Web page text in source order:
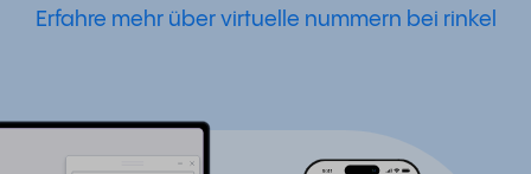
Erfahre mehr über virtuelle nummern bei rinkel